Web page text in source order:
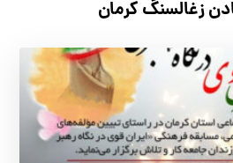
زغالسنگ كرمان